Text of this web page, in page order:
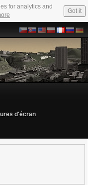
for analytics and
Got it
d'écran